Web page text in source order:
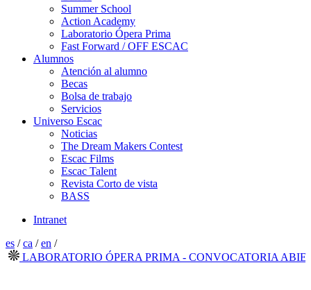
Summer School
Action Academy
Laboratorio Ópera Prima
Fast Forward / OFF ESCAC
Alumnos
Atención al alumno
Becas
Bolsa de trabajo
Servicios
Universo Escac
Noticias
The Dream Makers Contest
Escac Films
Escac Talent
Revista Corto de vista
BASS
Intranet
es /ca /en /
ÓPERA PRIMA - CONVOCATORIA ABIERTA